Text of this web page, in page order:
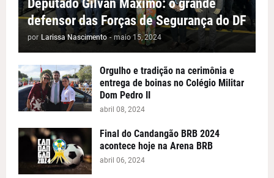
Deputado Gilvan Maximo: o grande
defensor das Forças de Segurança do DF
por Larissa Nascimento - maio 15, 2024
Orgulho e tradição na cerimônia e
entrega de boinas no Colégio Militar
Dom Pedro II
abril 08, 2024
Final do Candangão BRB 2024
acontece hoje na Arena BRB
abril 06, 2024